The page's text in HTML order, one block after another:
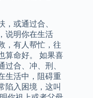
或通过合、
说明你在生活
，有人帮忙，往
算命好。 如果喜
过合、冲、刑、
生活中，阻碍重
陷入困境，这叫